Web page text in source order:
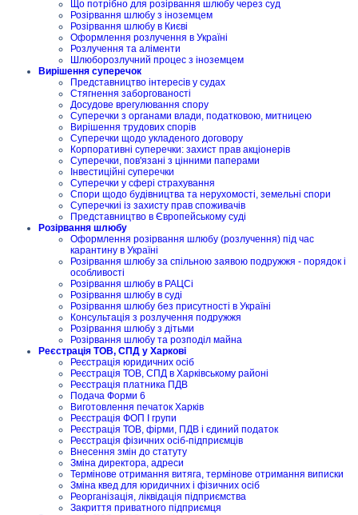
Що потрібно для розірвання шлюбу через суд
Розірвання шлюбу з іноземцем
Розірвання шлюбу в Києві
Оформлення розлучення в Україні
Розлучення та аліменти
Шлюборозлучний процес з іноземцем
Вирішення суперечок
Представництво інтересів у судах
Стягнення заборгованості
Досудове врегулювання спору
Суперечки з органами влади, податковою, митницею
Вирішення трудових спорів
Суперечки щодо укладеного договору
Корпоративні суперечки: захист прав акціонерів
Суперечки, пов'язані з цінними паперами
Інвестиційні суперечки
Суперечки у сфері страхування
Спори щодо будівництва та нерухомості, земельні спори
Суперечкиі із захисту прав споживачів
Представництво в Європейському суді
Розірвання шлюбу
Оформлення розірвання шлюбу (розлучення) під час
карантину в Україні
Розірвання шлюбу за спільною заявою подружжя - порядок і
особливості
Розірвання шлюбу в РАЦСі
Розірвання шлюбу в суді
Розірвання шлюбу без присутності в Україні
Консультація з розлучення подружжя
Розірвання шлюбу з дітьми
Розірвання шлюбу та розподіл майна
Реєстрація ТОВ, СПД у Харкові
Реєстрація юридичних осіб
Реєстрація ТОВ, СПД в Харківському районі
Реєстрація платника ПДВ
Подача Форми 6
Виготовлення печаток Харків
Реєстрація ФОП I групи
Реєстрація ТОВ, фірми, ПДВ і єдиний податок
Реєстрація фізичних осіб-підприємців
Внесення змін до статуту
Зміна директора, адреси
Термінове отримання витяга, термінове отримання виписки
Зміна квед для юридичних і фізичних осіб
Реорганізація, ліквідація підприємства
Закриття приватного підприємця